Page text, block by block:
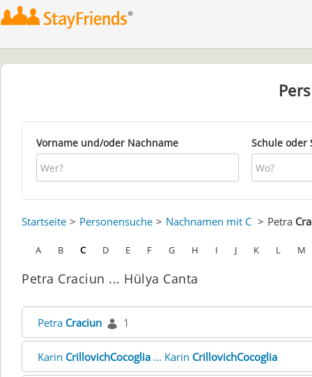
Vorname und/oder Nachname Schule oder
Startseite Personensuche Nachnamen mit C Petra
A B C D E F G H I J K L M
Petra Craciun ... Hülya Canta
Petra Craciun 1
Karin CrillovichCocoglia ... Karin CrillovichCocoglia